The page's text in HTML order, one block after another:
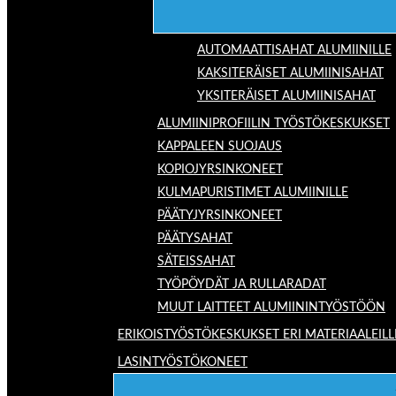
AUTOMAATTISAHAT ALUMIINILLE
KAKSITERÄISET ALUMIINISAHAT
YKSITERÄISET ALUMIINISAHAT
ALUMIINIPROFIILIN TYÖSTÖKESKUKSET
KAPPALEEN SUOJAUS
KOPIOJYRSINKONEET
KULMAPURISTIMET ALUMIINILLE
PÄÄTYJYRSINKONEET
PÄÄTYSAHAT
SÄTEISSAHAT
TYÖPÖYDÄT JA RULLARADAT
MUUT LAITTEET ALUMIININTYÖSTÖÖN
ERIKOISTYÖSTÖKESKUKSET ERI
LASINTYÖSTÖKONEET